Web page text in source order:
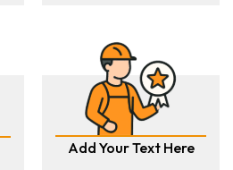
Add Your Text Here